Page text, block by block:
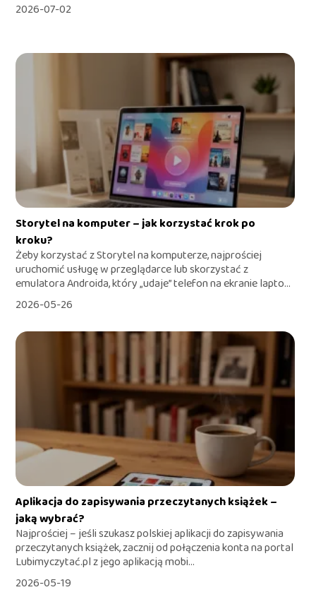
2026-07-02
Storytel na komputer – jak korzystać krok po
kroku?
Żeby korzystać z Storytel na komputerze, najprościej
uruchomić usługę w przeglądarce lub skorzystać z
emulatora Androida, który „udaje” telefon na ekranie lapto...
2026-05-26
Aplikacja do zapisywania przeczytanych książek –
jaką wybrać?
Najprościej – jeśli szukasz polskiej aplikacji do zapisywania
przeczytanych książek, zacznij od połączenia konta na portal
Lubimyczytać.pl z jego aplikacją mobi...
2026-05-19